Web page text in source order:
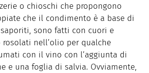
o chioschi che propongono
che il condimento è a base di
sono fatti con cuori e
nell’olio per qualche
con il vino con l’aggiunta di
e una foglia di salvia. Ovviamente,